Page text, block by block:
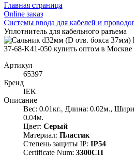
Главная страница
Оnline заказ
Системы ввода для кабелей и
Уплотнитель для кабельного разъема
Артикул
65397
Бренд
IEK
Описание
Вес: 0.01кг., Длина: 0.02м.,
0.04м.
Цвет: Серый
Материал: Пластик
Степень защиты IP: IP54
Certificate Num: 3300СП